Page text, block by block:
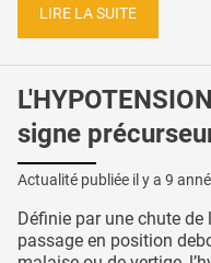
LIRE LA SUITE
signe
Actualité publiée il y a 9
Définie par une chute
passage en position